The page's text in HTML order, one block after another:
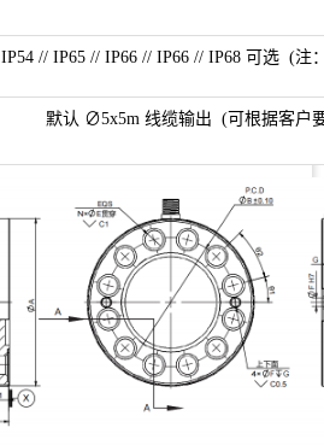
IP54 // IP65 // IP66 // IP66 // IP68 可选 (注
默认 ∅5x5m 线缆输出 (可根据客户